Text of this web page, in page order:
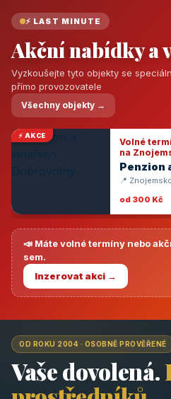
⚡ LAST MINUTE
Akční nabídky a
Vyzkoušejte tyto objekty se
přímo provozovatele
Všechny objekty →
⚡ AKCE
Volné
na
degustace
Penzion
📍
od 300 Kč
📣 Máte volné termíny nebo
sem.
Inzerovat akci →
OD ROKU 2004 · OSOBNĚ PROVĚŘENÉ
Vaše dovolená.